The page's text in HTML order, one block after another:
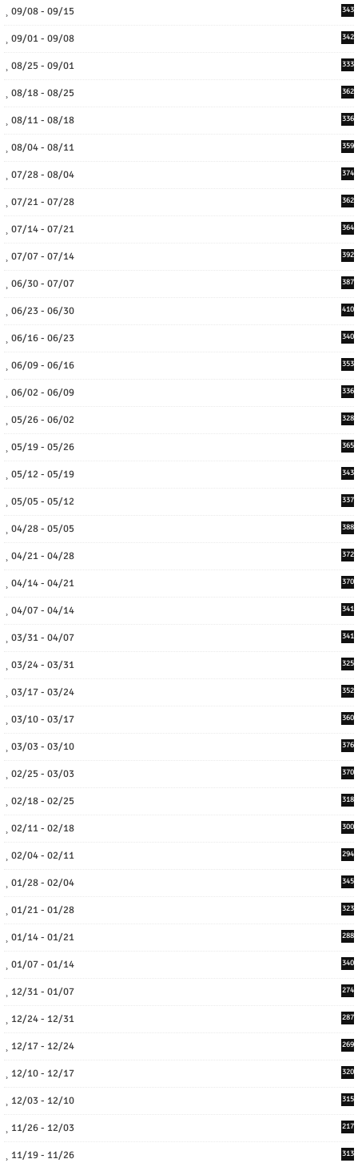
09/08 - 09/15 343
09/01 - 09/08 342
08/25 - 09/01 333
08/18 - 08/25 362
08/11 - 08/18 336
08/04 - 08/11 359
07/28 - 08/04 374
07/21 - 07/28 362
07/14 - 07/21 364
07/07 - 07/14 392
06/30 - 07/07 387
06/23 - 06/30 410
06/16 - 06/23 340
06/09 - 06/16 353
06/02 - 06/09 336
05/26 - 06/02 328
05/19 - 05/26 365
05/12 - 05/19 343
05/05 - 05/12 337
04/28 - 05/05 388
04/21 - 04/28 372
04/14 - 04/21 370
04/07 - 04/14 341
03/31 - 04/07 341
03/24 - 03/31 325
03/17 - 03/24 352
03/10 - 03/17 360
03/03 - 03/10 376
02/25 - 03/03 370
02/18 - 02/25 318
02/11 - 02/18 300
02/04 - 02/11 294
01/28 - 02/04 345
01/21 - 01/28 323
01/14 - 01/21 288
01/07 - 01/14 340
12/31 - 01/07 274
12/24 - 12/31 287
12/17 - 12/24 269
12/10 - 12/17 320
12/03 - 12/10 315
11/26 - 12/03 217
11/19 - 11/26 313